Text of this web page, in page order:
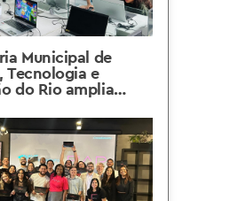
Municipal de
Tecnologia e
do Rio amplia
em Santa Teresa